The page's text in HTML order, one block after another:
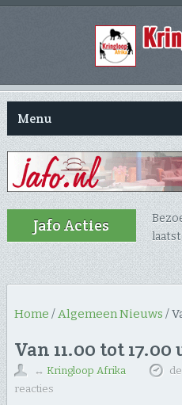
Menu
Jafo Acties
Home /Algemeen Nieuws /
Van 11.00 tot 17.00
↔ Kringloop Afrika
reacties